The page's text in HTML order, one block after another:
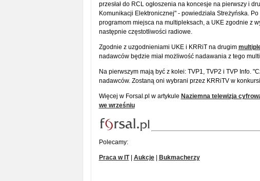
przesłał do RCL ogłoszenia na koncesje na pierwszy i
Komunikacji Elektronicznej" - powiedziała Streżyńska.
programom miejsca na multipleksach, a UKE zgodnie z
następnie częstotliwości radiowe.
Zgodnie z uzgodnieniami UKE i KRRiT na drugim
nadawców będzie miał możliwość nadawania z tego
Na pierwszym mają być z kolei: TVP1, TVP2 i TVP Info.
nadawców. Zostaną oni wybrani przez KRRiTV w
Więcej w Forsal.pl w artykule Naziemna telewizja
we wrześniu
Polecamy:
Praca w IT| Aukcje| Bukmacherzy